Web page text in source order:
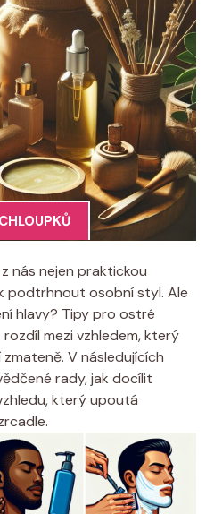
nás nejen praktickou
podtrhnout osobní styl. Ale
hlavy? Tipy pro ostré
mezi vzhledem, který
V následujících
rady, jak docílit
který upoutá